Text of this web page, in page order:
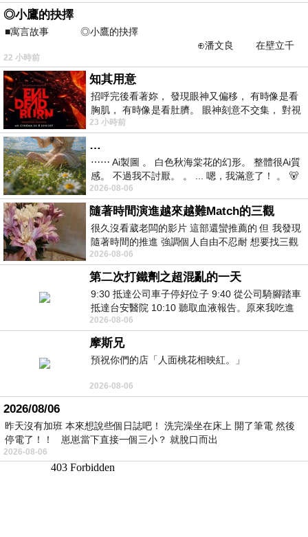
◎小鷹的抉擇
■寓言故事 ◎小鷹的抉擇
⊕潘文良 在壁立千
仞的懸崖上，有一座遮天蔽
22 小時前
知其用意
招呼完後看著妳， 發現眼神又偏移， 有時像是看
胸肌， 有時像是看肚臍。 眼神刻意不交集， 對視
視線不對齊， 讓我很難不
23 小時前
…
⋯⋯ Ai製圖 。 白色秋海棠花的幻形。 整體很Ai質
感。 不過我不討厭。 。 ... 嗯，我滿意了！ 。 🐻
昨中
2026-08-06
隨著時間演進越來越難Match的三觀
很久沒看葳老闆的影片 這部還蠻推薦的 但 我發現
隨著時間的推進 強調個人自由不忍耐 想要找三觀
接近的不要說對象 連朋友都超
2026-08-06
第二次打鐵劑之超混亂的一天
9:30 抵達公司車子停好位子 9:40 從公司騎腳踏車
抵達台安醫院 10:10 聽取血液報告。原來我吃進
去的 B12 彌可保並非沒有吸收而是超
2026-08-06
摩斯兄
預祝你們的店「人面桃花相映紅。」
2026-08-06
2026/08/06
昨天沒有加班 本來想說些個日誌吧！ 洗完澡坐在床上 開了筆電 然後
停電了！！ 崽崽當下直接一個三小？ 就脫口而出
2026-08-06